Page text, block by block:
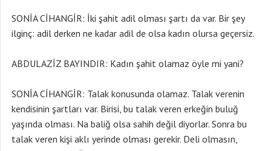
SONİA CİHANGİR: İki şahit adil olması şartı da var. Bir şey
ilginç: adil derken ne kadar adil de olsa kadın olursa geçersiz.
ABDULAZİZ BAYINDIR: Kadın şahit olamaz öyle mi yani?
SONİA CİHANGİR: Talak konusunda olamaz. Talak verenin
kendisinin şartları var. Birisi, bu talak veren erkeğin buluğ
yaşında olması. Na baliğ olsa sahih değil diyorlar. Sonra bu
talak veren kişi aklı yerinde olması gerekir. Deli olmasın,